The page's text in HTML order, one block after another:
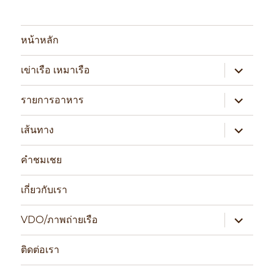
หน้าหลัก
เข่าเรือ เหมาเรือ
expand
child
menu
รายการอาหาร
expand
child
menu
เส้นทาง
expand
child
menu
คำชมเชย
เกี่ยวกับเรา
VDO/ภาพถ่ายเรือ
expand
child
menu
ติดต่อเรา